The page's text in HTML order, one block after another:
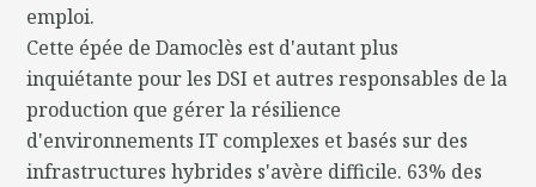
emploi.
Cette épée de Damoclès est d'autant plus
inquiétante pour les DSI et autres responsables de la
production que gérer la résilience
d'environnements IT complexes et basés sur des
infrastructures hybrides s'avère difficile. 63% des